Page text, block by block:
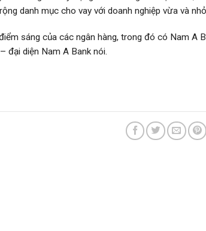
danh mục cho vay với doanh nghiệp vừa và
sáng của các ngân hàng, trong đó có Nam A
đại diện Nam A Bank nói.